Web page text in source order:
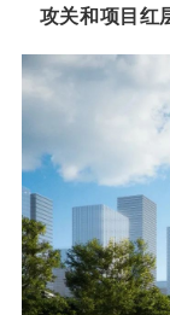
攻关和项目红